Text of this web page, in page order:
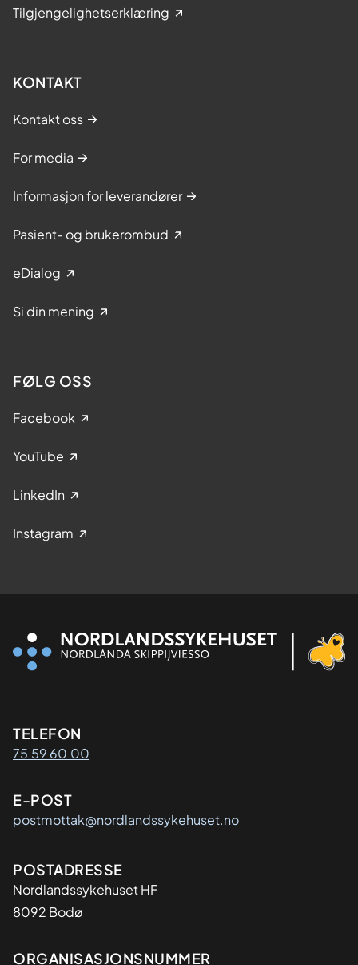
Tilgjengelighetserklæring
KONTAKT
Kontakt oss
For media
Informasjon for leverandører
Pasient- og brukerombud
eDialog
Si din mening
FØLG OSS
Facebook
YouTube
LinkedIn
Instagram
Kontaktinformasjon
TELEFON
75 59 60 00
E-POST
postmottak@nordlandssykehuset.no
Adresse
POSTADRESSE
Nordlandssykehuset HF
8092 Bodø
ORGANISASJONSNUMMER